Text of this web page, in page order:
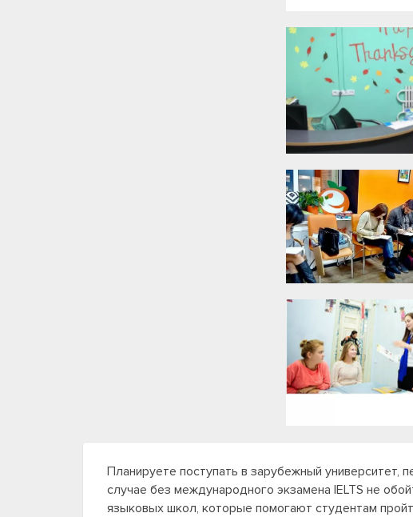
Планируете поступать в зарубежный университет,
случае без международного экзамена IELTS не
языковых школ, которые помогают студентам